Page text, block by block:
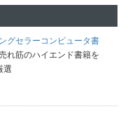
グセラーコンピュータ書
れ筋のハイエンド書籍を
選